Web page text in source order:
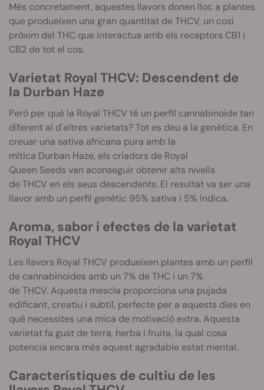
Més concretament, aquestes llavors donen lloc a plantes
que produeixen una gran quantitat deTHCV, un cosí
pròxim del THC que interactua amb els receptors CB1 i
CB2 de tot el cos.
Varietat Royal THCV: Descendent de
la Durban Haze
Però per què la Royal THCV té un perfil cannabinoide tan
diferent al d'altres varietats? Tot es deu a la genètica. En
creuar una sativa africana pura amb la
mítica Durban Haze, els criadors de Royal
Queen Seeds van aconseguir obtenir alts nivells
deTHCV en els seus descendents. El resultat va ser una
llavor amb un perfil genètic 95% sativa i 5% índica.
Aroma, sabor i efectes de la varietat
Royal THCV
Les llavors Royal THCV produeixen plantes amb un perfil
de cannabinoides amb un 7% deTHC i un 7%
deTHCV.Aquesta mescla proporciona una pujada
edificant, creatiu i subtil, perfecte per a aquests dies en
què necessites una mica de motivació extra.Aquesta
varietat fa gust de terra, herba i fruita, la qual cosa
potencia encara més aquest agradable estat mental.
Característiques de cultiu de les